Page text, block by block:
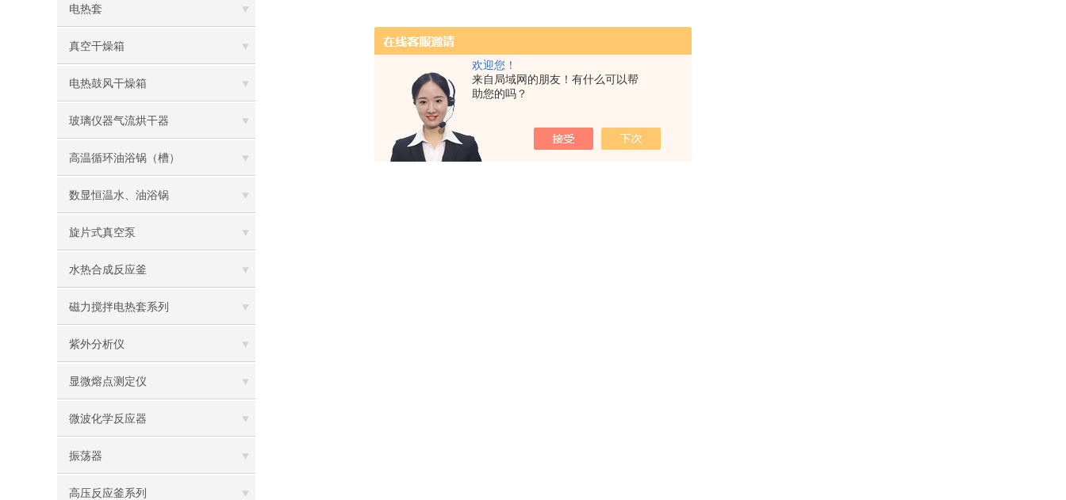
欢迎您！
来自局域网的朋友！有什么可以帮
助您的吗？
电热套
真空干燥箱
电热鼓风干燥箱
玻璃仪器气流烘干器
高温循环油浴锅（槽）
数显恒温水、油浴锅
旋片式真空泵
水热合成反应釜
磁力搅拌电热套系列
紫外分析仪
显微熔点测定仪
微波化学反应器
振荡器
高压反应釜系列